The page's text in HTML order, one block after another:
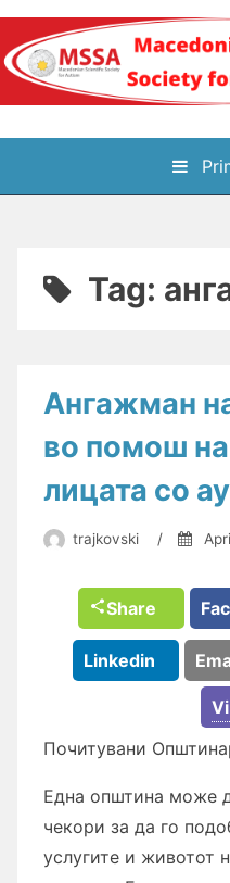
Skip
content
Tag:
Ангажман
во помош
лицата со
trajkovski /
Share
Linkedin
Почитувани
Една општина може
чекори за да го
услугите и животот